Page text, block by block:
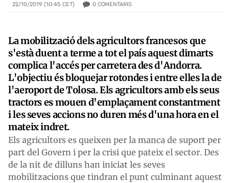
22/10/2019 (10:45 CET) 0 COMENTARIS
La mobilització dels agricultors francesos que
s'està duent a terme a tot el país aquest dimarts
complica l'accés per carretera des d'Andorra.
L'objectiu és bloquejar rotondes i entre elles la de
l'aeroport de Tolosa. Els agricultors amb els seus
tractors es mouen d'emplaçament constantment
i les seves accions no duren més d'una hora en el
mateix indret.
Els agricultors es queixen per la manca de suport per
part del Govern i per la crisi que pateix el sector. Des
de la nit de dilluns han iniciat les seves
mobilitzacions que tindran el punt culminant aquest